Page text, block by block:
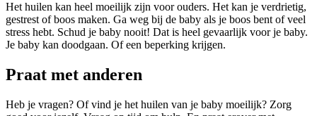
Het huilen kan heel moeilijk zijn voor ouders. Het kan je verdrietig,
gestrest of boos maken. Ga weg bij de baby als je boos bent of veel
stress hebt. Schud je baby nooit! Dat is heel gevaarlijk voor je baby.
Je baby kan doodgaan. Of een beperking krijgen.
Praat met anderen
Heb je vragen? Of vind je het huilen van je baby moeilijk? Zorg